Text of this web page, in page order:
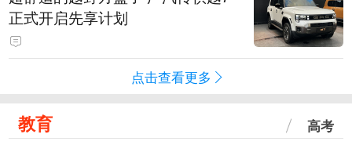
正式开启先享计划
点击查看更多
教育 高考